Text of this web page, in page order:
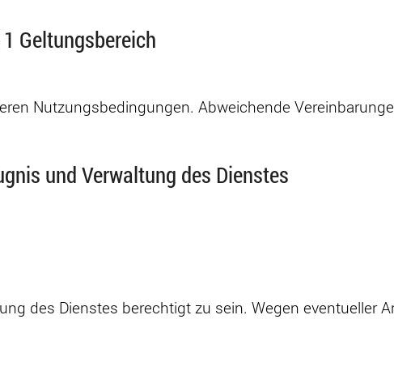
Geltungsbereich
Nutzungsbedingungen. Abweichende
und Verwaltung des Dienstes
des Dienstes berechtigt zu sein. Wegen eventueller